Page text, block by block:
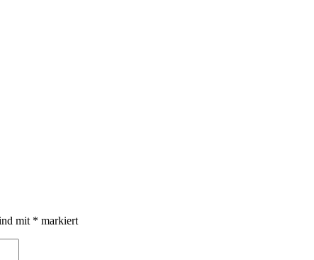
mit * markiert